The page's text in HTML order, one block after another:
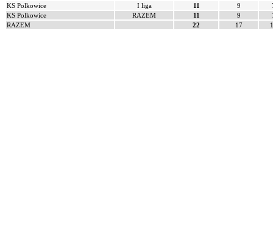
KS Polkowice
I liga 11 9
KS Polkowice
RAZEM 11 9
RAZEM
22 17